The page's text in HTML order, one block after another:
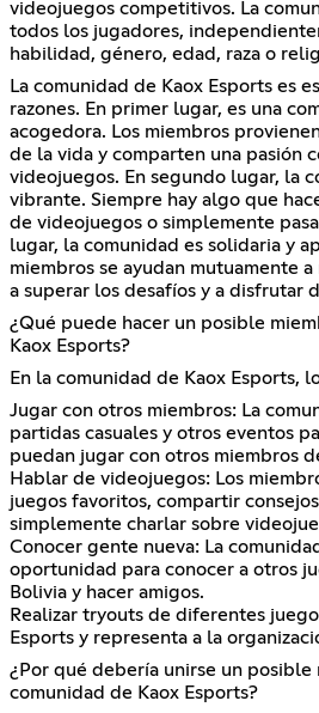
videojuegos competitivos. La
todos los jugadores,
habilidad, género, edad, raza o
La comunidad de Kaox Esports es
razones. En primer lugar, es una
acogedora. Los miembros
de la vida y comparten una pasión
videojuegos. En segundo lugar, la
vibrante. Siempre hay algo que
de videojuegos o simplemente
lugar, la comunidad es solidaria y
miembros se ayudan mutuamente
a superar los desafíos y a disfrutar
¿Qué puede hacer un posible
Kaox Esports?
En la comunidad de Kaox Esports,
Jugar con otros miembros: La
partidas casuales y otros eventos
puedan jugar con otros miembros
Hablar de videojuegos: Los
juegos favoritos, compartir
simplemente charlar sobre
Conocer gente nueva: La
oportunidad para conocer a otros
Bolivia y hacer amigos.
Realizar tryouts de diferentes
Esports y representa a la
¿Por qué debería unirse un posible
comunidad de Kaox Esports?